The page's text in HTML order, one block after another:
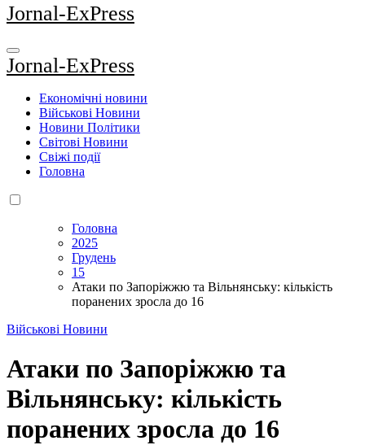
Jornal-ExPress
Jornal-ExPress
Економічні новини
Військові Новини
Новини Політики
Світові Новини
Свіжі події
Головна
Головна
2025
Грудень
15
Атаки по Запоріжжю та Вільнянську: кількість
поранених зросла до 16
Військові Новини
Атаки по Запоріжжю та
Вільнянську: кількість
поранених зросла до 16